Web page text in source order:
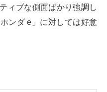
ィブな側面ばかり強調し
ンダ e」に対しては好意